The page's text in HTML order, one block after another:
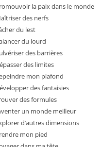
la paix dans le monde
des nerfs
du lest
du lourd
des barrières
des limites
mon plafond
des fantaisies
des formules
un monde meilleur
d’autres dimensions
mon pied